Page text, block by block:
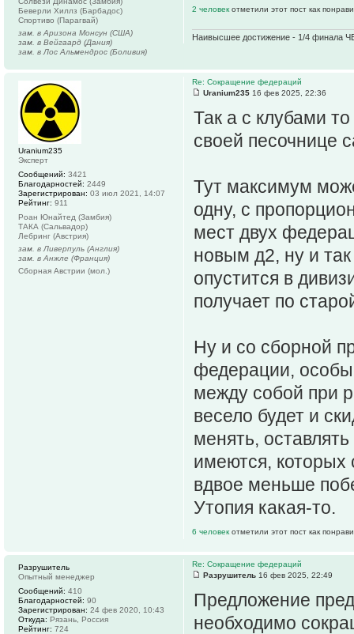
2 человек отметили этот пост как
Наивысшее достижение - 1/4 финала
Беверли Хиллз (Барбадос)
Спортиво (Парагвай)
зам. в Аризона Монсун (США)
зам. в Вейгаард (Дания)
зам. в Лос Альмендрос (Боливия)
Re: Сокращение федераций
Uranium235 16 фев 2025, 22:36
Так а с клубами
своей песочнице
Тут максимум
одну, с
мест двух
новым д2, ну и
опустится в
получает по
Ну и со сборной
федерации,
между собой при
весело будет и
менять,
имеются, которых
вдвое меньше
Утопия какая-то.
6 человек отметили этот пост как
Uranium235
Эксперт
Сообщений: 3421
Благодарностей: 2449
Зарегистрирован: 03 июл 2021, 14:07
Рейтинг: 911
Роан Юнайтед (Замбия)
ТАКА (Сальвадор)
Лебринг (Австрия)
зам. в Ливерпуль (Англия)
зам. в Анжле (Франция)
Сборная Австрии (мол.)
Re: Сокращение федераций
Разрушитель 16 фев 2025, 22:49
Предложение
необходимо
Разрушитель
Опытный менеджер
Сообщений: 410
Благодарностей: 90
Зарегистрирован: 24 фев 2020, 10:43
Откуда: Рязань, Россия
Рейтинг: 724